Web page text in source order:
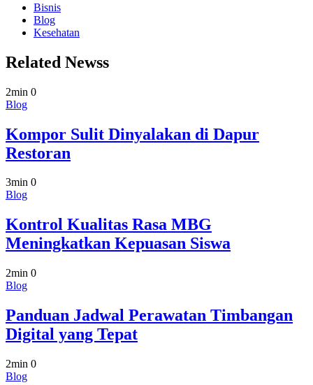
Bisnis
Blog
Kesehatan
Related Newss
2min 0
Blog
Kompor Sulit Dinyalakan di Dapur
Restoran
3min 0
Blog
Kontrol Kualitas Rasa MBG
Meningkatkan Kepuasan Siswa
2min 0
Blog
Panduan Jadwal Perawatan Timbangan
Digital yang Tepat
2min 0
Blog